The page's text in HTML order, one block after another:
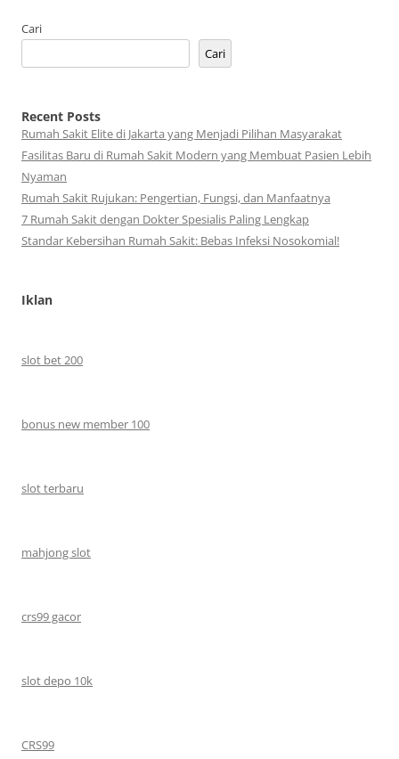
Cari
Cari
Recent Posts
Rumah Sakit Elite di Jakarta yang Menjadi Pilihan Masyarakat
Fasilitas Baru di Rumah Sakit Modern yang Membuat Pasien Lebih
Nyaman
Rumah Sakit Rujukan: Pengertian, Fungsi, dan Manfaatnya
7 Rumah Sakit dengan Dokter Spesialis Paling Lengkap
Standar Kebersihan Rumah Sakit: Bebas Infeksi Nosokomial!
Iklan
slot bet 200
bonus new member 100
slot terbaru
mahjong slot
crs99 gacor
slot depo 10k
CRS99